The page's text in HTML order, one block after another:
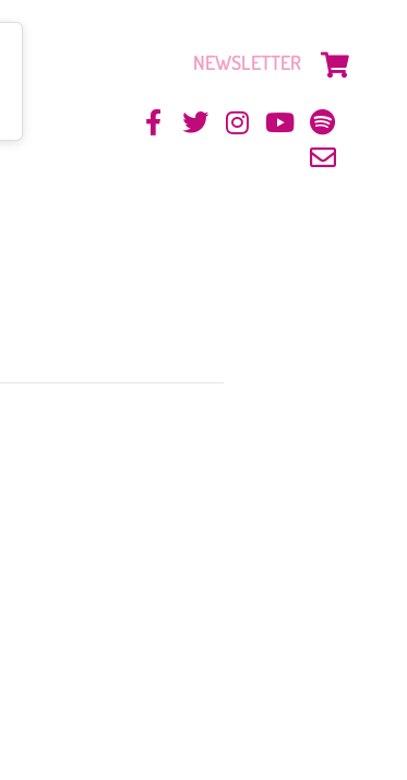
NEWSLETTER